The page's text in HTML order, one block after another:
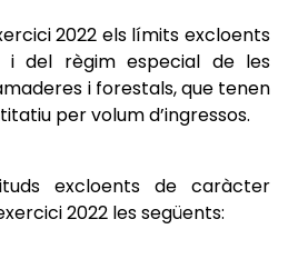
2022 els límits excloents
i del règim especial de les
i forestals, que tenen
per volum d’ingressos.
excloents de caràcter
2022 les següents: